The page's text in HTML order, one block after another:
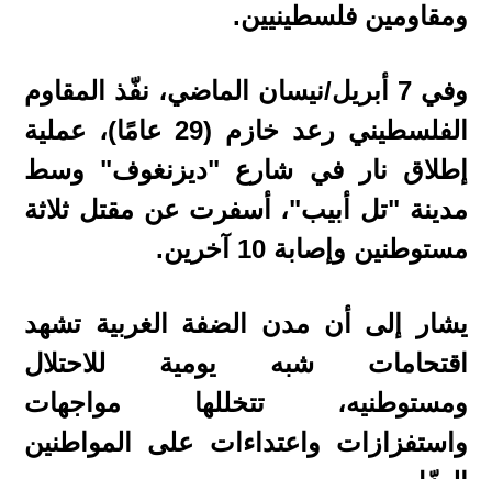
ومقاومين فلسطينيين.
وفي 7 أبريل/نيسان الماضي، نفّذ المقاوم
الفلسطيني رعد خازم (29 عامًا)، عملية
إطلاق نار في شارع "ديزنغوف" وسط
مدينة "تل أبيب"، أسفرت عن مقتل ثلاثة
مستوطنين وإصابة 10 آخرين.
يشار إلى أن مدن الضفة الغربية تشهد
اقتحامات شبه يومية للاحتلال
ومستوطنيه، تتخللها مواجهات
واستفزازات واعتداءات على المواطنين